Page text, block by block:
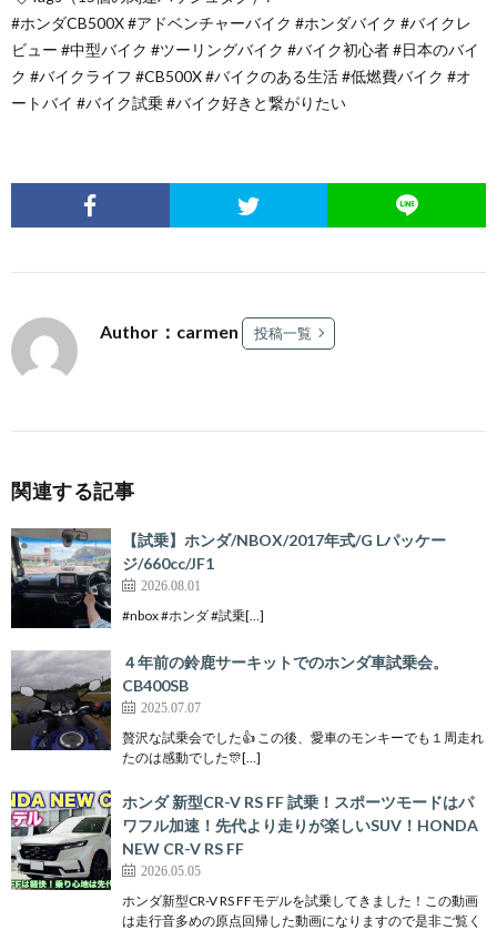
#ホンダCB500X #アドベンチャーバイク #ホンダバイク #バイクレ
ビュー #中型バイク #ツーリングバイク #バイク初心者 #日本のバイ
ク #バイクライフ #CB500X #バイクのある生活 #低燃費バイク #オ
ートバイ #バイク試乗 #バイク好きと繋がりたい
Author：carmen 投稿一覧
関連する記事
【試乗】ホンダ/NBOX/2017年式/G Lパッケー
ジ/660cc/JF1
2026.08.01
#nbox #ホンダ #試乗[…]
４年前の鈴鹿サーキットでのホンダ車試乗会。
CB400SB
2025.07.07
贅沢な試乗会でした👍 この後、愛車のモンキーでも１周走れ
たのは感動でした🎊[…]
ホンダ 新型CR-V RS FF 試乗！スポーツモードはパ
ワフル加速！先代より走りが楽しいSUV！HONDA
NEW CR-V RS FF
2026.05.05
ホンダ新型CR-V RS FFモデルを試乗してきました！この動画
は走行音多めの原点回帰した動画になりますので是非ご覧く